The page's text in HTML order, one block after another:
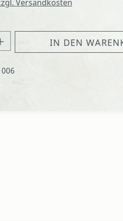
Versandkosten
Gib den
IN DEN